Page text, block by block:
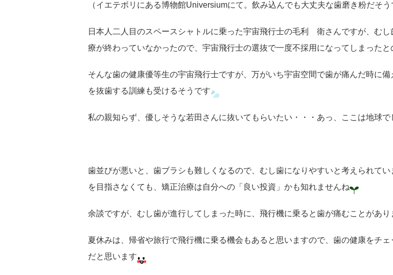
（イエテボリにある博物館Universiumにて。飲み込んでも大丈夫な歯磨き粉だそう
日本人二人目のスペースシャトルに乗った宇宙飛行士の毛利 衛さんですが、むし
療が終わっていなかったので、宇宙飛行士の選抜で一度不採用になってしまったと
そんな歯の健康優等生の宇宙飛行士ですが、万がいち宇宙空間で歯が痛んだ時に
を抜歯する訓練も受けるそうです
私の親知らず、優しそうな若田さんに抜いてもらいたい・・・あっ、ここは地球で
歯並びが悪いと、歯ブラシも難しくなるので、むし歯になりやすいと考えられて
を目指さなくても、矯正治療は自分への「良い投資」かも知れませんね
余談ですが、むし歯が進行してしまった時に、飛行機に乗ると歯が痛むことがあり
夏休みは、帰省や旅行で飛行機に乗る機会もあると思いますので、歯の健康をチェ
だと思います